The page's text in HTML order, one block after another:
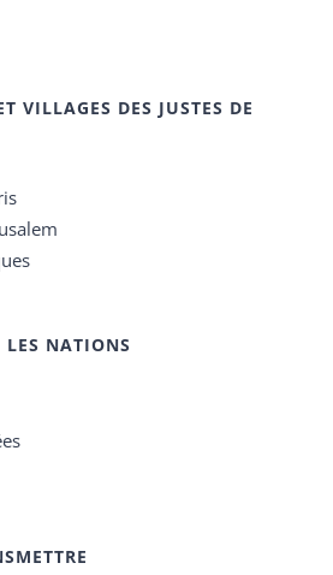
VILLAGES DES JUSTES DE
LES NATIONS